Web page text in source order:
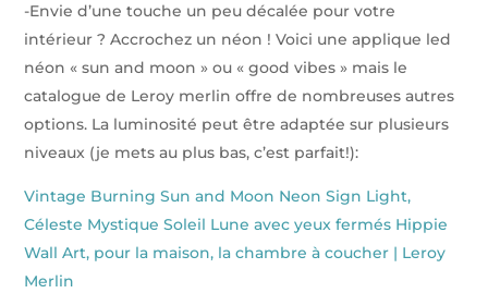
-Envie d’une touche un peu décalée pour votre
intérieur ? Accrochez un néon ! Voici une applique led
néon « sun and moon » ou « good vibes » mais le
catalogue de Leroy merlin offre de nombreuses autres
options. La luminosité peut être adaptée sur plusieurs
niveaux (je mets au plus bas, c’est parfait!):
Vintage Burning Sun and Moon Neon Sign Light,
Céleste Mystique Soleil Lune avec yeux fermés Hippie
Wall Art, pour la maison, la chambre à coucher | Leroy
Merlin